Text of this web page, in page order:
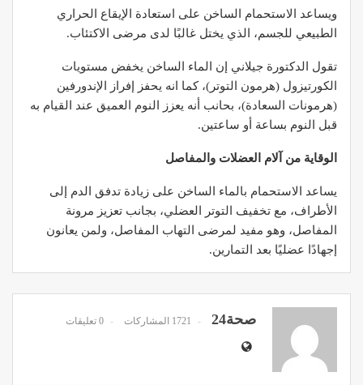
ويساعد الاستحمام الساخن على استعادة الإيقاع الحراري
الطبيعي للجسم، الذي يختل غالبًا لدى مرضى الاكتئاب.
تقول الدكتورة جيلاني إن الماء الساخن يخفض مستويات
الكورتيزول (هرمون التوتر)، كما انه يحفز إفراز الإندورفين
(هرمونات السعادة)، بحانب أنه يعزز النوم العميق عند القيام به
قبل النوم بساعة أو ساعتين.
الوقاية من آلام العضلات والمفاصل
يساعد الاستحمام بالماء الساخن على زيادة تدفق الدم إلى
الأطراف، مع تخفيف التوتر العضلي، بجانب تعزيز مرونة
المفاصل، وهو مفيد لمرضى التهاب المفاصل، ولمن يعانون
إجهادًا عضليًا بعد التمارين.
صحة24 1721 المشاركات 0 تعليقات